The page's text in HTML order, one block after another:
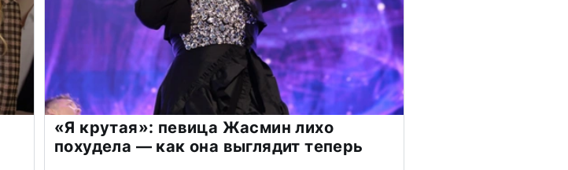
«Я крутая»: певица Жасмин лихо
похудела — как она выглядит теперь